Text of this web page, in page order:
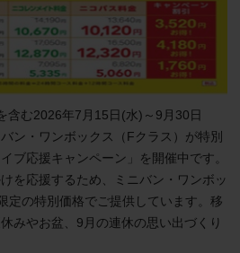
含む2026年7月15日(水)～9月30日
ン・ワンボックス（Fクラス）が特別
ブ応援キャンペーン」を開催中です。
を応援するため、ミニバン・ワンボッ
定の特別価格でご提供しています。移
みやお盆、9月の連休の思い出づくり